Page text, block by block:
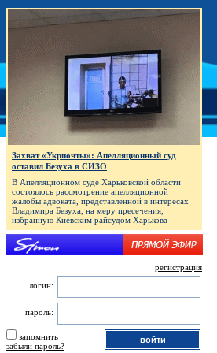
Захват «Укрпочты»: Апелляционный суд
оставил Безуха в СИЗО
В Апелляционном суде Харьковской области
состоялось рассмотрение апелляционной
жалобы адвоката, представленной в интересах
Владимира Безуха, на меру пресечения,
избранную Киевским райсудом Харькова
регистрация
логин:
пароль:
запомнить
забыли пароль?